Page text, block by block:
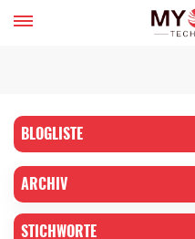
BLOGLISTE
ARCHIV
STICHWORTE